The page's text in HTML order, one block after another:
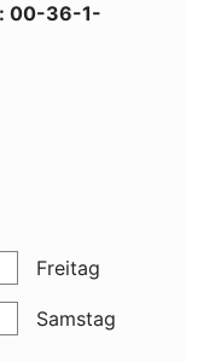
00-36-1-
Freitag
Samstag